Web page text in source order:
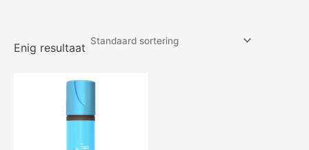
Enig resultaat